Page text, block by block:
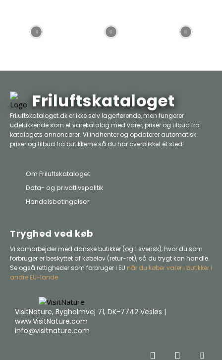
Friluftskataloget
Friluftskataloget.dk er ikke selv lagerførende, men fungerer
udelukkende som et varekatalog med varer, priser og tilbud fra
katalogets annoncører. Vi indhenter og opdaterer automatisk
priser og tilbud fra butikkerne så du har overblikket ét sted!
Om Friluftskataloget
Data- og privatlivspolitik
Handelsbetingelser
Tryghed ved køb
Vi samarbejder med danske butikker (og 1 svensk), hvor du som
forbruger er beskyttet af købelov (retur-ret), så du trygt kan handle.
Se også rettigheder som forbruger i EU når du køber varer i butikker i
andre EU-lande
VisitNature, Bygholmvej 71, DK-7742 Vesløs |
www.VisitNature.com
info@visitnature.com